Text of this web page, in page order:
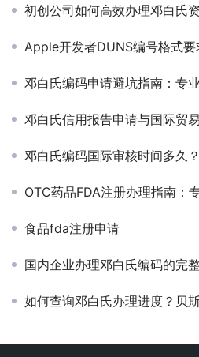
初创公司如何高效办理邓白氏资质报告
Apple开发者DUNS编号格式要
邓白氏编码申请避坑指南：专
邓白氏信用报告申请与国际贸
邓白氏编码国际审核时间多久？贝
OTC药品FDA注册办理指南：
食品fda注册申请
国内企业办理邓白氏编码的完
如何查询邓白氏办理进度？贝